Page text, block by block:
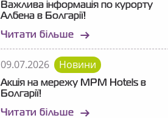
Важлива інформація по курорту
Албена в Болгарії!
Читати більше
09.07.2026 Новини
Акція на мережу MPM Hotels в
Болгарії!
Читати більше